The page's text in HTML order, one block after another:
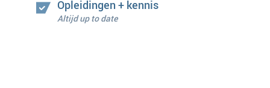
Opleidingen + kennis
Altijd up to date